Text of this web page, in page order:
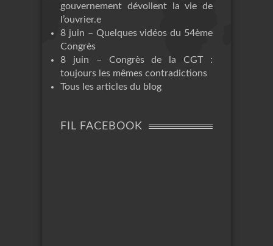
gouvernement dévoilent la vie de
l’ouvrier.e
8 juin – Quelques vidéos du 54ème
Congrès
8 juin – Congrès de la CGT :
toujours les mêmes contradictions
Tous les articles du blog
FIL FACEBOOK